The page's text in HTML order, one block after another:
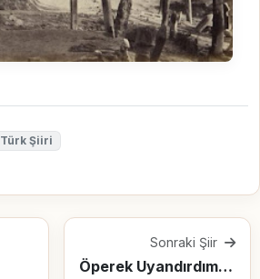
Türk Şiiri
Sonraki Şiir
Öperek Uyandırdım Bu Sabah Ayrılığı